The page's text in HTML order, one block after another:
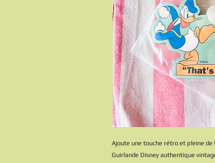
Ajoute une touche rétro et pleine
Guirlande Disney authentique